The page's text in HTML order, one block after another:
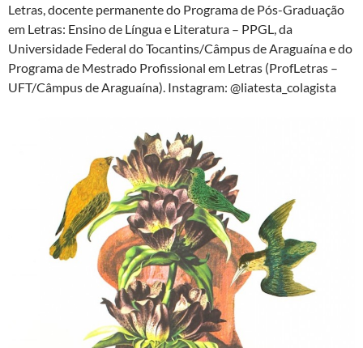
Letras, docente permanente do Programa de Pós-Graduação
em Letras: Ensino de Língua e Literatura – PPGL, da
Universidade Federal do Tocantins/Câmpus de Araguaína e do
Programa de Mestrado Profissional em Letras (ProfLetras –
UFT/Câmpus de Araguaína). Instagram: @liatesta_colagista